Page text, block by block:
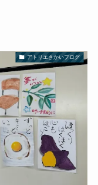
アトリエさかいブログ